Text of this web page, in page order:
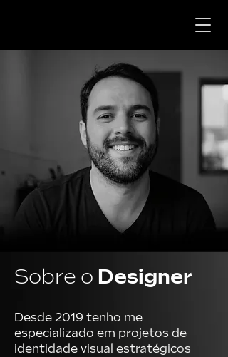
Sobre o Designer
Desde 2019 tenho me
especializado em projetos de
identidade visual estratégicos